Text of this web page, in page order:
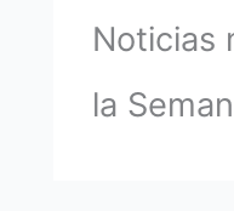
Noticias
la